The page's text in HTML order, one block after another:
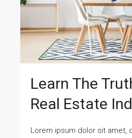
Learn The
Real Estate
Lorem ipsum dolor sit amet,